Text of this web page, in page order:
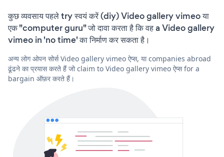
कुछ व्यवसाय पहले try स्वयं करें (diy) Video gallery vimeo या
एक "computer guru" जो दावा करता है कि वह a Video gallery
vimeo in 'no time' का निर्माण कर सकता है।
अन्य लोग ओपन सोर्स Video gallery vimeo ऐप्स, या companies abroad
ढूंढने का प्रयास करते हैं जो claim to Video gallery vimeo ऐप्स for a
bargain ऑफ़र करते हैं।